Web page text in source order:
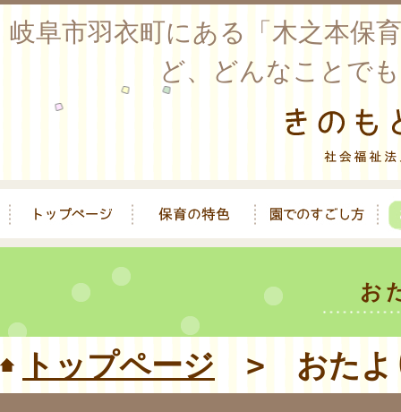
岐阜市羽衣町にある「木之本保
ど、どんなことで
お
トップページ > おたよ